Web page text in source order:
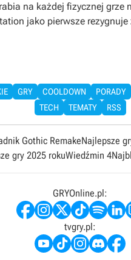
na każdej fizycznej grze
jako pierwsze rezygnuje
GRY COOLDOWN PORADY
TECH
TEMATY RSS
Gothic RemakeNajlepsze
gry 2025 rokuWiedźmin 4
GRYOnline.pl:
tvgry.pl: